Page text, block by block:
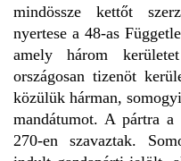
mindössze kettőt
nyertese a 48-as
amely három
országosan tizenöt
közülük hárman,
mandátumot. A pártra a
270-en szavaztak.